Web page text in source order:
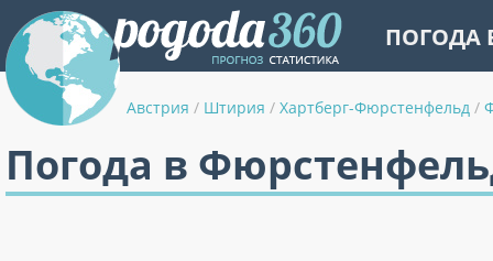
ПОГОДА
Австрия / Штирия / Хартберг-Фюрстенфельд /
Погода в